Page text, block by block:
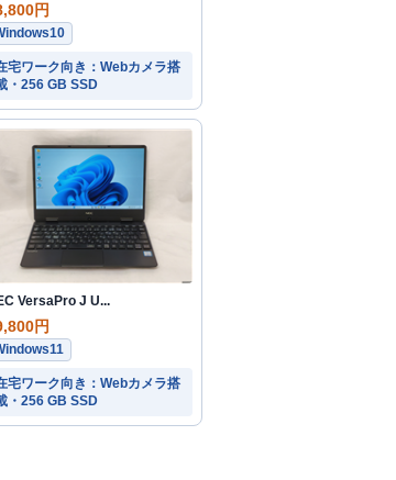
円
宅ワーク向き：Webカメラ搭
・256 GB SSD
VersaPro J U...
円
宅ワーク向き：Webカメラ搭
・256 GB SSD